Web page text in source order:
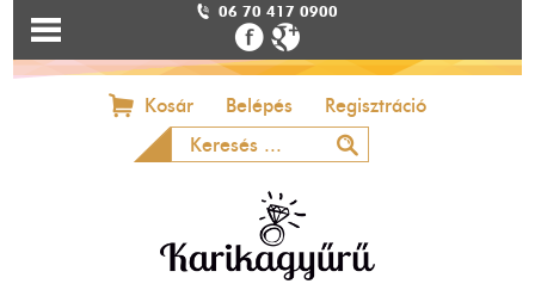
06 70 417 0900
Kosár Belépés Regisztráció